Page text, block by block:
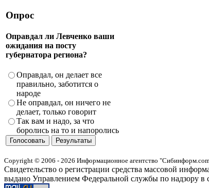
Опрос
Оправдал ли Левченко ваши
ожидания на посту
губернатора региона?
Оправдал, он делает все
правильно, заботится о
народе
Не оправдал, он ничего не
делает, только говорит
Так вам и надо, за что
боролись на то и напоролись
Copyright © 2006 - 2026 Информационное агентство
Свидетельство о регистрации средства массовой
выдано Управлением Федеральной службы по надзору